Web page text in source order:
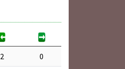
2 0